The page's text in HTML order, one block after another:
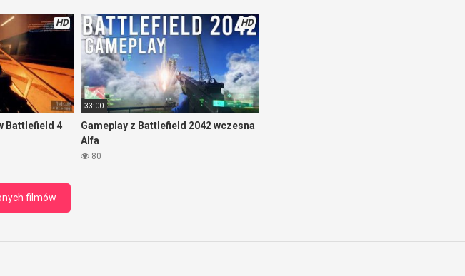
HD
Battlefield 4
HD
33:00
Gameplay z Battlefield 2042 wczesna
Alfa
80
filmów